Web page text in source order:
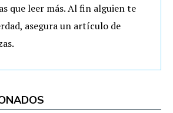
que leer más. Al fin alguien te
asegura un artículo de